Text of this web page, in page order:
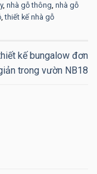
, nhà gỗ thông, nhà gỗ
,thiết kế nhà gỗ
kế bungalow đơn
trong vườn NB18